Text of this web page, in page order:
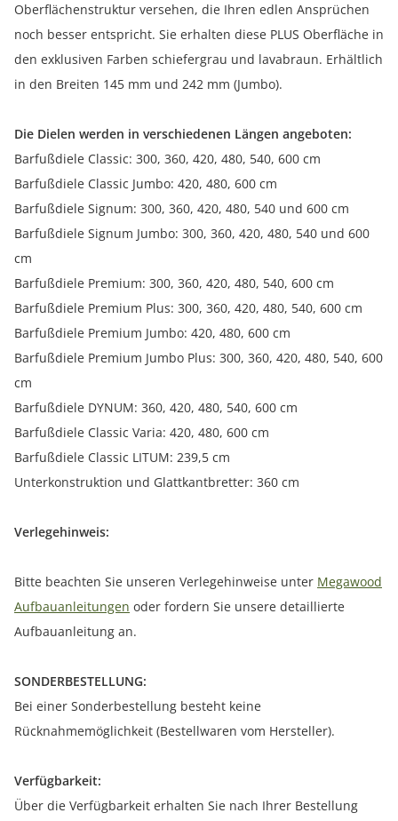
Oberflächenstruktur versehen, die Ihren edlen Ansprüchen
noch besser entspricht. Sie erhalten diese PLUS Oberfläche in
den exklusiven Farben schiefergrau und lavabraun. Erhältlich
in den Breiten 145 mm und 242 mm (Jumbo).
Die Dielen werden in verschiedenen Längen angeboten:
Barfußdiele Classic: 300, 360, 420, 480, 540, 600 cm
Barfußdiele Classic Jumbo: 420, 480, 600 cm
Barfußdiele Signum: 300, 360, 420, 480, 540 und 600 cm
Barfußdiele Signum Jumbo: 300, 360, 420, 480, 540 und 600
cm
Barfußdiele Premium: 300, 360, 420, 480, 540, 600 cm
Barfußdiele Premium Plus: 300, 360, 420, 480, 540, 600 cm
Barfußdiele Premium Jumbo: 420, 480, 600 cm
Barfußdiele Premium Jumbo Plus: 300, 360, 420, 480, 540, 600
cm
Barfußdiele DYNUM: 360, 420, 480, 540, 600 cm
Barfußdiele Classic Varia: 420, 480, 600 cm
Barfußdiele Classic LITUM: 239,5 cm
Unterkonstruktion und Glattkantbretter: 360 cm
Verlegehinweis:
Bitte beachten Sie unseren Verlegehinweise unter Megawood
Aufbauanleitungen oder fordern Sie unsere detaillierte
Aufbauanleitung an.
SONDERBESTELLUNG:
Bei einer Sonderbestellung besteht keine
Rücknahmemöglichkeit (Bestellwaren vom Hersteller).
Verfügbarkeit:
Über die Verfügbarkeit erhalten Sie nach Ihrer Bestellung